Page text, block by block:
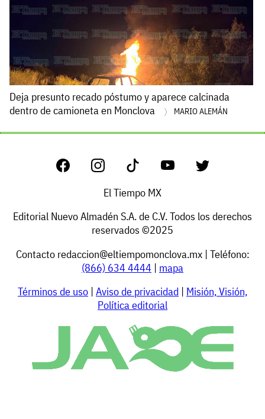
Deja presunto recado póstumo y aparece calcinada
dentro de camioneta en Monclova
MARIO ALEMÁN
El Tiempo MX
Editorial Nuevo Almadén S.A. de C.V. Todos los derechos
reservados ©2025
Contacto redaccion@eltiempomonclova.mx| Teléfono:
(866) 634 4444 | mapa
Términos de uso | Aviso de privacidad | Misión, Visión,
Política editorial